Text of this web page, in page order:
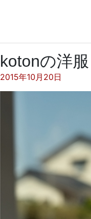
kotonの洋
投稿日:
2015年10月20日